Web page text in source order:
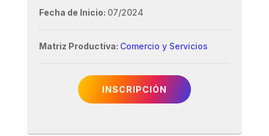
Fecha de Inicio: 07/2024
Matriz Productiva: Comercio y Servicios
INSCRIPCIÓN